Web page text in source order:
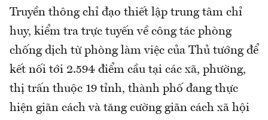
Truyền thông chỉ đạo thiết lập trung tâm chỉ
huy, kiểm tra trực tuyến về công tác phòng
chống dịch từ phòng làm việc của Thủ tướng để
kết nối tới 2.594 điểm cầu tại các xã, phường,
thị trấn thuộc 19 tỉnh, thành phố đang thực
hiện giãn cách và tăng cường giãn cách xã hội